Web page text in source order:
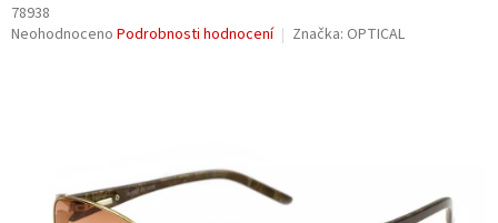
78938
Průměrné
Neohodnoceno Podrobnosti hodnocení Značka: OPTICAL